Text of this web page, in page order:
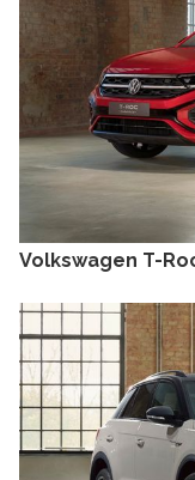
Volkswagen T-